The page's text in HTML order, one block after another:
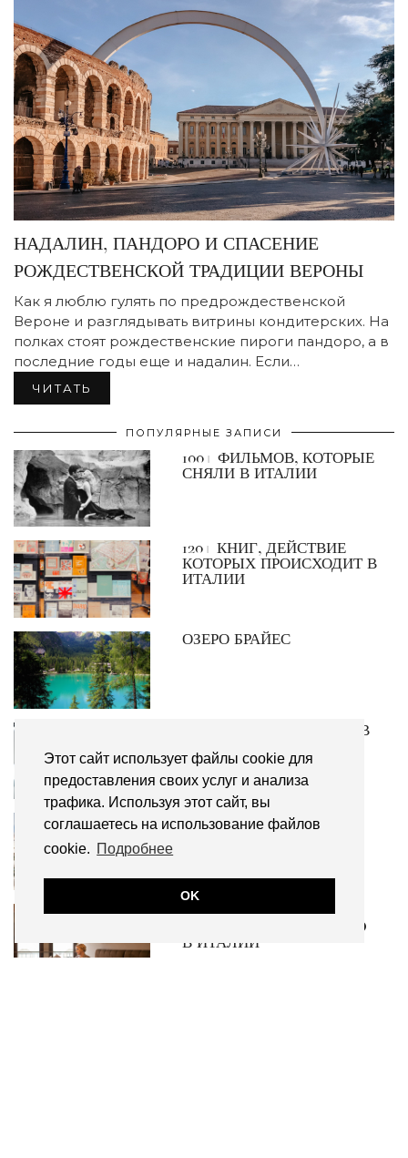
Этот сайт использует файлы cookie для
предоставления своих услуг и анализа
трафика. Используя этот сайт, вы
соглашаетесь на использование файлов
cookie. Подробнее
OK
НАДАЛИН, ПАНДОРО И СПАСЕНИЕ
РОЖДЕСТВЕНСКОЙ ТРАДИЦИИ ВЕРОНЫ
Как я люблю гулять по предрождественской
Вероне и разглядывать витрины кондитерских. На
полках стоят рождественские пироги пандоро, а в
последние годы еще и надалин. Если…
ЧИТАТЬ
ПОПУЛЯРНЫЕ ЗАПИСИ
100+ ФИЛЬМОВ, КОТОРЫЕ
СНЯЛИ В ИТАЛИИ
120+ КНИГ, ДЕЙСТВИЕ
КОТОРЫХ ПРОИСХОДИТ В
ИТАЛИИ
ОЗЕРО БРАЙЕС
ВОДИТЕЛЬСКИЕ ПРАВА В
ПОЛУЧИТЬ
ПЕРЕЕЗД В ИТАЛИЮ.
КАКИЕ ДОКУМЕНТЫ
ОФОРМЛЕНИЕ NULLA
OSTA AL MATRIMONIO
В ИТАЛИИ